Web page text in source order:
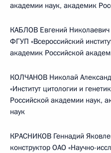
академии наук, академик
КАБЛОВ Евгений
ФГУП «Всероссийский
академик Российской
КОЛЧАНОВ Николай
«Институт цитологии и
Российской академии наук,
наук
КРАСНИКОВ Геннадий
конструктор ОАО «Научно-